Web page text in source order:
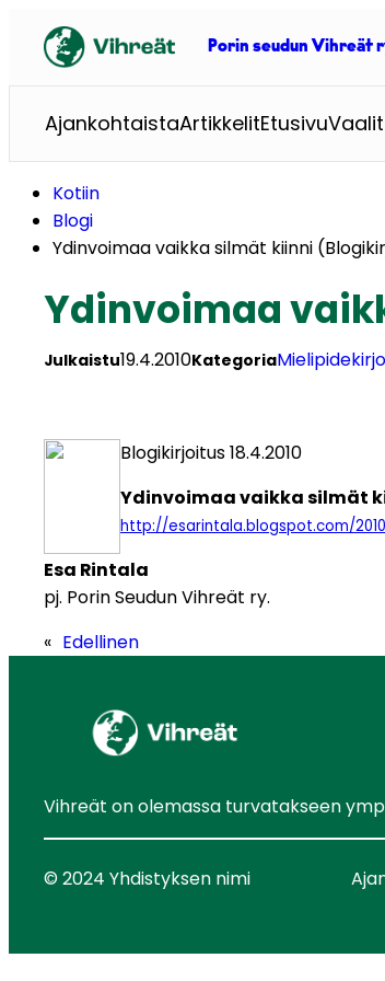
sisältöön
Porin seudun Vihreät
AjankohtaistaArtikkelitEtusivu
Kotiin
Blogi
Ydinvoimaa vaikka silmät kiinni
Ydinvoimaa
Julkaistu19.4.2010Kategoria
Blogikirjoitus 18.4.2010
Ydinvoimaa vaikka silmät
http://esarintala.blogspot.com/
Esa Rintala
pj. Porin Seudun Vihreät ry.
« Edellinen
Vihreät on olemassa turvatakseen
© 2024 Yhdistyksen nimi